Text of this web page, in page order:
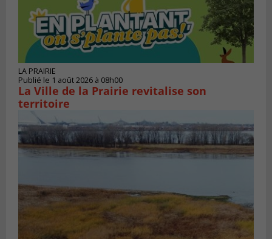
LA PRAIRIE
Publié le 1 août 2026 à 08h00
La Ville de la Prairie revitalise son
territoire